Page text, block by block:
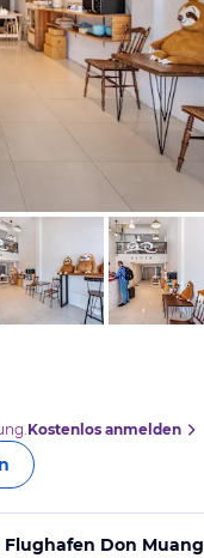
Kostenlos anmelden
Don Muang